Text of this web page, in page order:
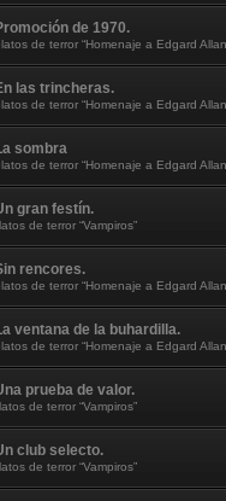
de 1970.
de terror “Homenaje a Edgard
las trincheras.
de terror “Homenaje a Edgard
sombra
de terror “Homenaje a Edgard
gran festín.
de terror “Vampiros”
rencores.
de terror “Homenaje a Edgard
ventana de la buhardilla.
de terror “Homenaje a Edgard
prueba de valor.
de terror “Vampiros”
club selecto.
de terror “Vampiros”